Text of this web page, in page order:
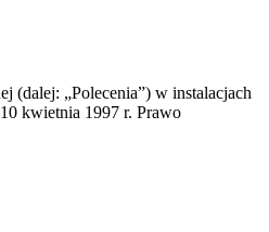
(dalej: „Polecenia”) w instalacjach
kwietnia 1997 r. Prawo